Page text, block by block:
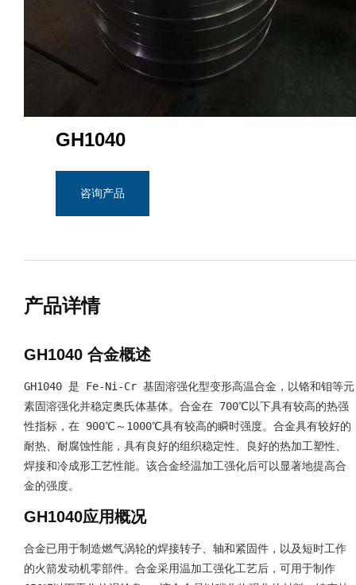
GH1040
咨询产品
产品详情
GH1040 合金概述
GH1040 是 Fe-Ni-Cr 基固溶强化型变形高温合金，以铬和钼等元
素固溶强化并稳定奥氏体基体。合金在 700℃以下具有较高的热强
性指标，在 900℃～1000℃具有较高的瞬时强度。合金具有较好的
耐热、耐腐蚀性能，具有良好的组织稳定性、良好的热加工塑性、
焊接和冷成形工艺性能。该合金经温加工强化后可以显著地提高合
金的强度。
GH1040应用概况
合金已用于制造燃气涡轮的焊接转子、轴和紧固件，以及短时工作
的火箭发动机零部件。合金采用温加工强化工艺后，可用于制作